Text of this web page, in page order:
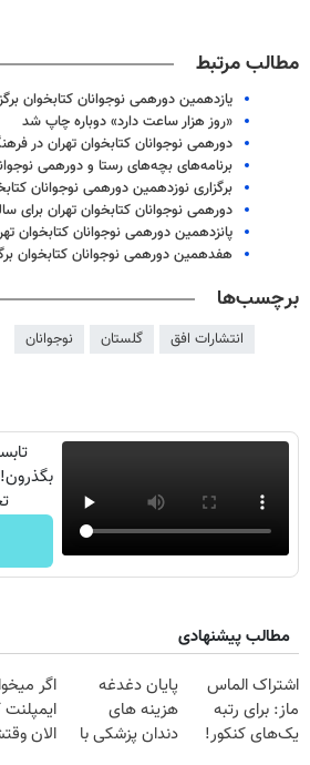
مطالب مرتبط
یازدهمین دورهمی نوجوانان کتابخوان
«روز هزار ساعت دارد» دوباره چاپ شد
دورهمی نوجوانان کتابخوان تهران در
برنامه‌های بچه‌های رستا و دورهمی
برگزاری نوزدهمین دورهمی نوجوانان
دورهمی نوجوانان کتابخوان تهران برای
پانزدهمین دورهمی نوجوانان کتابخوان
هفدهمین دورهمی نوجوانان کتابخوان
برچسب‌ها
انتشارات افق گلستان نوجوانان
مطالب پیشنهادی
اشتراک الماس
ماز: برای رتبه
یک‌های کنکور!
پایان دغدغه
هزینه های
دندان پزشکی با
اگر
الان